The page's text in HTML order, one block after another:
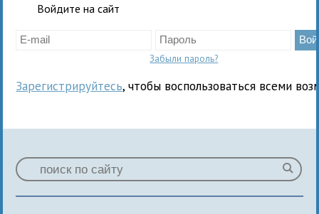
Войдите на сайт
Забыли пароль?
Зарегистрируйтесь, чтобы воспользоваться всеми